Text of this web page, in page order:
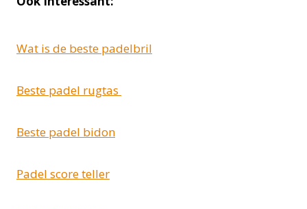
Wat is de beste padelbril
Beste padel rugtas
Beste padel bidon
Padel score teller